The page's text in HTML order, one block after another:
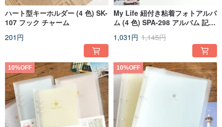
ハート型キーホルダー (4 色) SK-
107 フック チャーム
201円
My Life 紐付き粘着フォトアルバ
ム (4 色) SPA-298 アルバム 記念
1,031円 1,145円
10%OFF 10%OFF